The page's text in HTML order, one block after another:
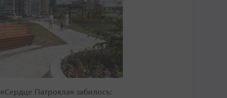
«Сердце Патрокла» забилось: